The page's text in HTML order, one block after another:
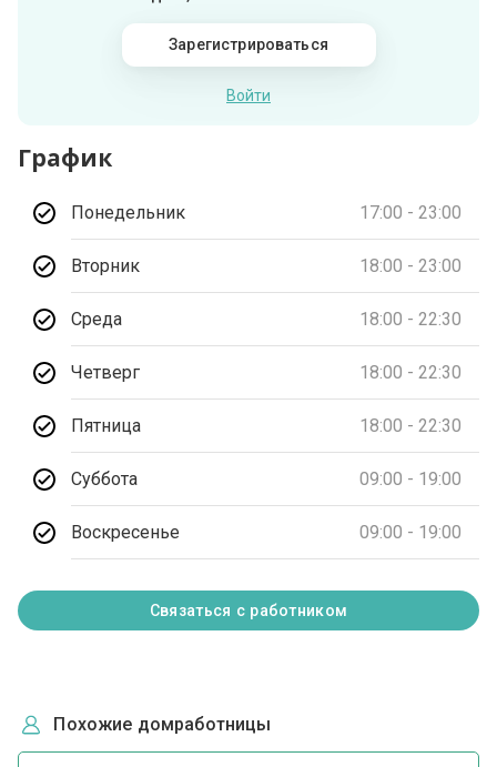
Зарегистрироваться
Войти
График
Понедельник 17:00 - 23:00
Вторник 18:00 - 23:00
Среда 18:00 - 22:30
Четверг 18:00 - 22:30
Пятница 18:00 - 22:30
Суббота 09:00 - 19:00
Воскресенье 09:00 - 19:00
Связаться с работником
Похожие домработницы